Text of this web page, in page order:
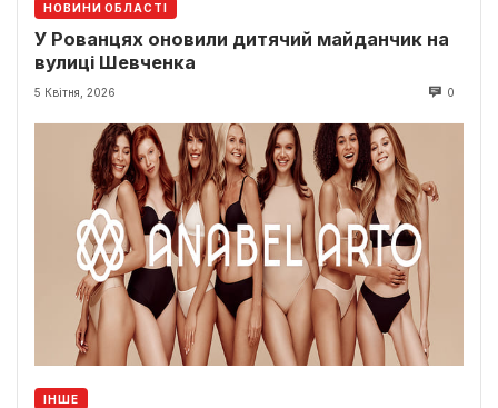
НОВИНИ ОБЛАСТІ
У Рованцях оновили дитячий майданчик на
вулиці Шевченка
5 Квітня, 2026 0
ІНШЕ